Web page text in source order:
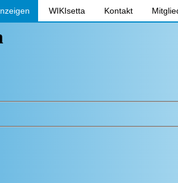
WIKIsetta Kontakt